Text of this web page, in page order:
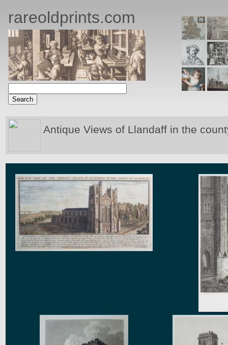
rareoldprints.com
Antique Views of Llandaff in the